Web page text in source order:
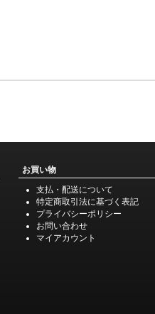
お買い物
支払・配送について
特定商取引法に基づく表記
プライバシーポリシー
お問い合わせ
マイアカウント